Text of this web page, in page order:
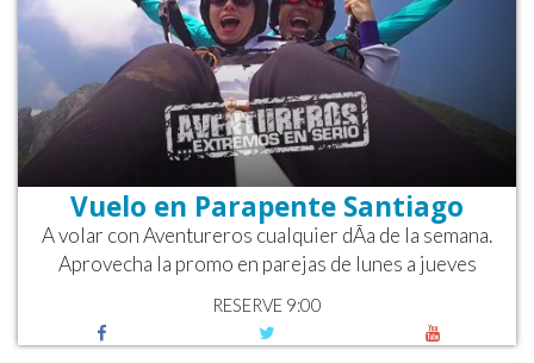
Vuelo en Parapente Santiago
A volar con Aventureros cualquier dÃ­a de la semana.
Aprovecha la promo en parejas de lunes a jueves
RESERVE 9:00